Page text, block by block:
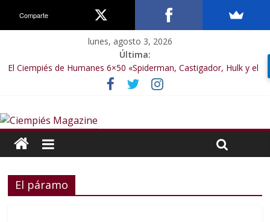
lunes, agosto 3, 2026
Última:
El Ciempiés de Humanes 6×50 «Spiderman, Castigador, Hulk y el
final de la sexta temporada»
El Ciempiés de Humanes 6×49 «Kiritaaaaa»
El Ciempiés de Humanes 6×47 «De nada por nada»
El Ciempiés de Humanes 6×46 «Ciudadano Minion»
El páramo
Comparte